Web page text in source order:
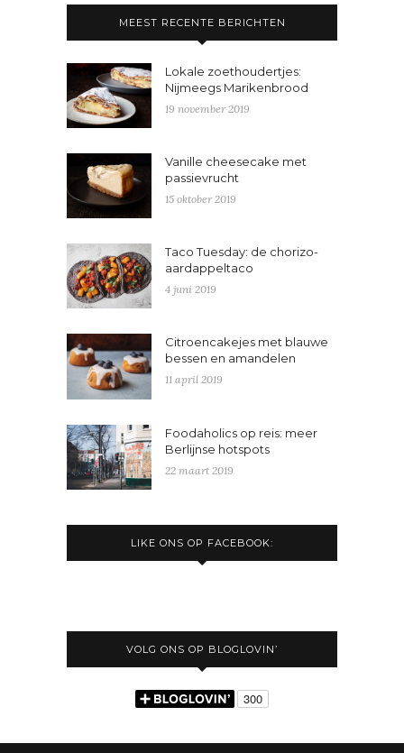
MEEST RECENTE BERICHTEN
Lokale zoethoudertjes:
Nijmeegs Marikenbrood
19 november 2019
Vanille cheesecake met
passievrucht
15 oktober 2019
Taco Tuesday: de chorizo-
aardappeltaco
4 juni 2019
Citroencakejes met blauwe
bessen en amandelen
11 april 2019
Foodaholics op reis: meer
Berlijnse hotspots
22 maart 2019
LIKE ONS OP FACEBOOK:
VOLG ONS OP BLOGLOVIN’